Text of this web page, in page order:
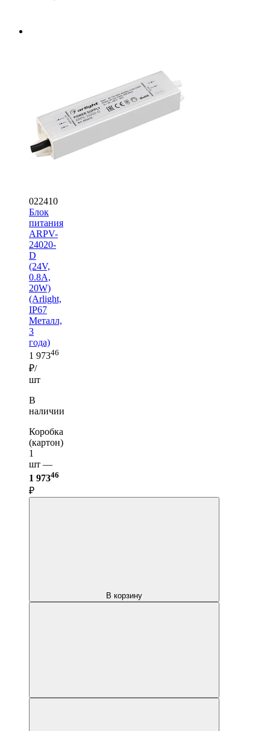
022410
Блок
питания
ARPV-
24020-
D
(24V,
0.8A,
20W)
(Arlight,
IP67
Металл,
3
года)
1 97346
₽/
шт
В
наличии
Коробка
(картон)
1
шт —
1 97346
₽
В корзину